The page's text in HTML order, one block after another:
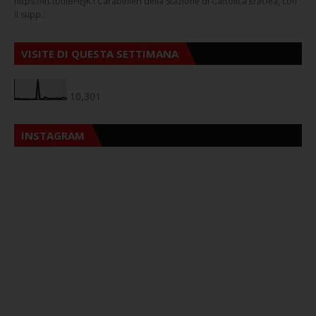
il supp…
VISITE DI QUESTA SETTIMANA
10,301
INSTAGRAM